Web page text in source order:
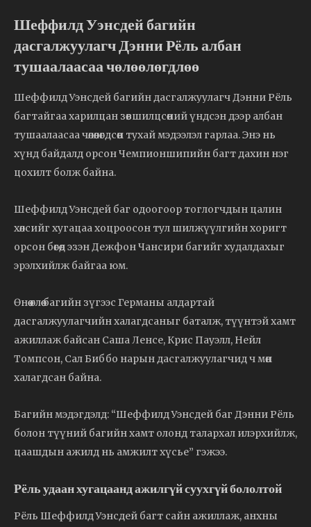
Шеффилд Уэнсдей багийн
дасгалжуулагч Дэнни Рёль албан
тушаалаасаа чөлөөлөгдлөө
Шеффилд Уэнсдей багийн дасгалжуулагч Дэнни Рёль
багтайгаа харилцан зөвшилцсөний үндсэн дээр албан
тушаалаасаа чөлөөлөгдсөн тухай мэдээлэл гарлаа. Энэ нь
хүнд байдалд орсон Чемпионшипийн багт дахин нэг
цохилт болж байна.
Шеффилд Уэнсдей баг одоогоор тоглогчдын цалин
хөлсийг хугацаа хоцроосон тул шилжүүлгийн хоригт
орсон бөгөөд эзэн Дежфон Чансири багийг худалдахыг
эрэлхийлж байгаа юм.
Өнөө өглөө багийн зүгээс Германы алдартай
дасгалжуулагчийн халагдсаныг баталж, түүнтэй хамт
ажиллаж байсан Саша Ленсе, Крис Пауэлл, Нейл
Томпсон, Сал Биббо нарын дасгалжуулагчид ч мөн
халагдсан байна.
Багийн мэдэгдэлд: “Шеффилд Уэнсдей баг Дэнни Рёль
болон түүний багийн хамт олонд талархал илэрхийлж,
цаашдын ажилд нь амжилт хүсье” гэжээ.
Рёль удаан хугацаанд ажилгүй суухгүй бололтой
Рёль Шеффилд Уэнсдей багт сайн ажиллаж, анхны